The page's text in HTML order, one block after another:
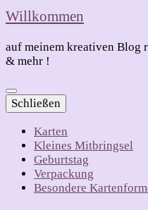
Willkommen
auf meinem kreativen Blog
& mehr !
Schließen
Karten
Kleines Mitbringsel
Geburtstag
Verpackung
Besondere